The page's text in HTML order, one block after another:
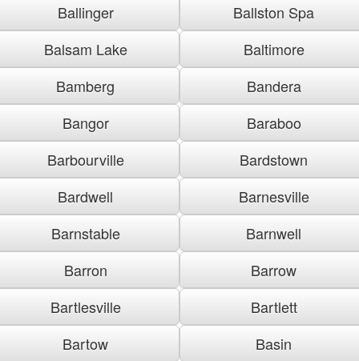
Ballinger
Ballston Spa
Balsam Lake
Baltimore
Bamberg
Bandera
Bangor
Baraboo
Barbourville
Bardstown
Bardwell
Barnesville
Barnstable
Barnwell
Barron
Barrow
Bartlesville
Bartlett
Bartow
Basin